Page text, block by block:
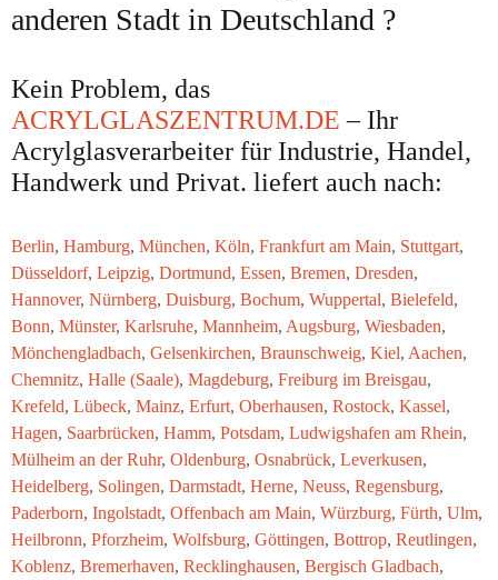
anderen Stadt in Deutschland ?
Kein Problem, das
ACRYLGLASZENTRUM.DE – Ihr
Acrylglasverarbeiter für Industrie, Handel,
Handwerk und Privat. liefert auch nach:
Berlin, Hamburg, München, Köln, Frankfurt am Main, Stuttgart,
Düsseldorf, Leipzig, Dortmund, Essen, Bremen, Dresden,
Hannover, Nürnberg, Duisburg, Bochum, Wuppertal, Bielefeld,
Bonn, Münster, Karlsruhe, Mannheim, Augsburg, Wiesbaden,
Mönchengladbach, Gelsenkirchen, Braunschweig, Kiel, Aachen,
Chemnitz, Halle (Saale), Magdeburg, Freiburg im Breisgau,
Krefeld, Lübeck, Mainz, Erfurt, Oberhausen, Rostock, Kassel,
Hagen, Saarbrücken, Hamm, Potsdam, Ludwigshafen am Rhein,
Mülheim an der Ruhr, Oldenburg, Osnabrück, Leverkusen,
Heidelberg, Solingen, Darmstadt, Herne, Neuss, Regensburg,
Paderborn, Ingolstadt, Offenbach am Main, Würzburg, Fürth, Ulm,
Heilbronn, Pforzheim, Wolfsburg, Göttingen, Bottrop, Reutlingen,
Koblenz, Bremerhaven, Recklinghausen, Bergisch Gladbach,